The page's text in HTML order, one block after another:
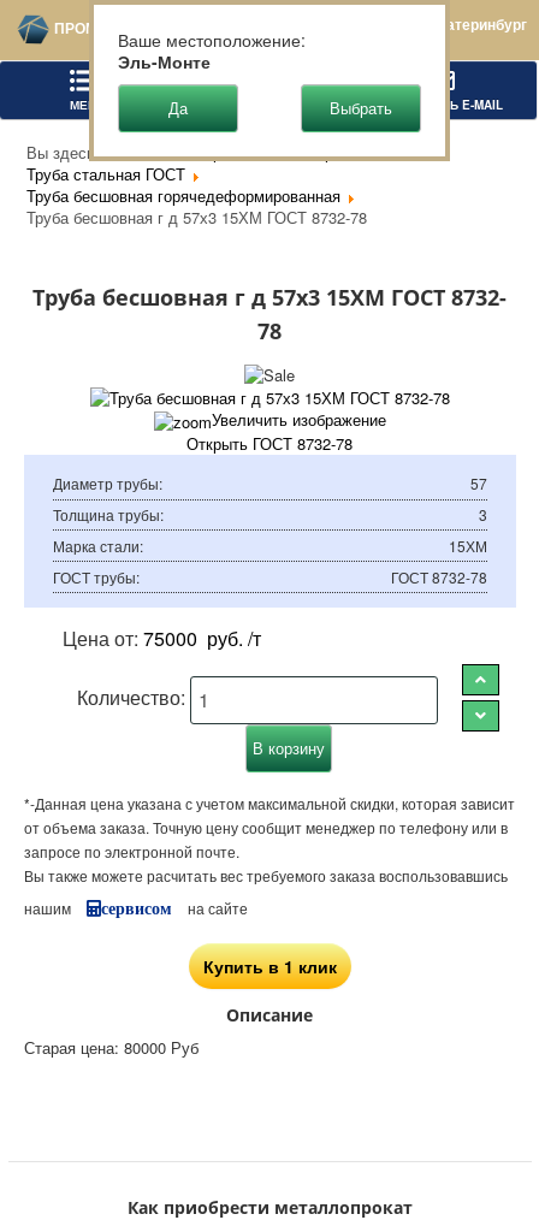
ПРОМТЕХСТАЛЬ Екатеринбург
МЕНЮ НАПИСАТЬ E-MAIL
Вы здесь: Главная
Чёрный металлопрокат
Труба стальная ГОСТ
Труба бесшовная горячедеформированная
Труба бесшовная г д 57х3 15ХМ ГОСТ 8732-78
Труба бесшовная г д 57х3 15ХМ ГОСТ 8732-
78
Увеличить изображение
Открыть ГОСТ 8732-78
Диаметр трубы:
57
Толщина трубы:
3
Марка стали:
15ХМ
ГОСТ трубы: ГОСТ 8732-78
Цена от: 75000 руб. /т
Количество:
*-Данная цена указана с учетом максимальной скидки, которая зависит
от объема заказа. Точную цену сообщит менеджер по телефону или в
запросе по электронной почте.
Вы также можете расчитать вес требуемого заказа воспользовавшись
нашим
сервисом на сайте
Купить в 1 клик
Описание
Старая цена: 80000 Руб
Как приобрести металлопрокат
Ваше местоположение:
Эль-Монте